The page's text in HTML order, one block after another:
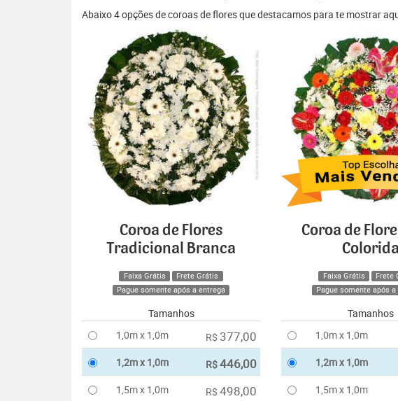
Abaixo 4 opções de coroas de flores que destacamos para te mostrar
Coroa de Flores
Tradicional Branca
Faixa Grátis
Frete Grátis
Pague somente após a entrega
Tamanhos
1,0m x 1,0m
R$ 377,00
1,2m x 1,0m R$446,00
1,5m x 1,0m R$ 498,00
Coroa de
Colorida
Faixa Grátis
Frete
Pague somente após
Tamanhos
1,0m x 1,0m
1,2m x 1,0m
1,5m x 1,0m